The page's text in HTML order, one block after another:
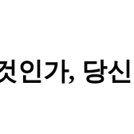
인가, 당